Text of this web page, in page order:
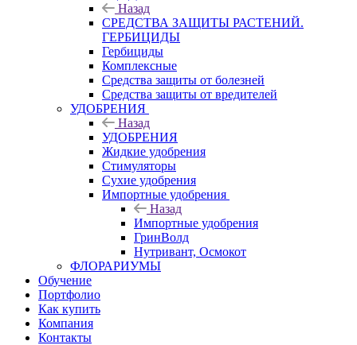
Назад
СРЕДСТВА ЗАЩИТЫ РАСТЕНИЙ.
ГЕРБИЦИДЫ
Гербициды
Комплексные
Средства защиты от болезней
Средства защиты от вредителей
УДОБРЕНИЯ
Назад
УДОБРЕНИЯ
Жидкие удобрения
Стимуляторы
Сухие удобрения
Импортные удобрения
Назад
Импортные удобрения
ГринВолд
Нутривант, Осмокот
ФЛОРАРИУМЫ
Обучение
Портфолио
Как купить
Компания
Контакты